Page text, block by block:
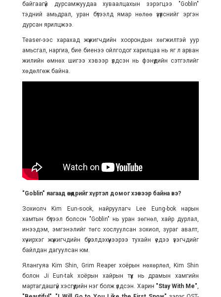
байгаагүй дурсамжуудаа хуваалцахын зэрэгцээ "Goblin"
тэдний амьдрал, уран бүтээлд ямар нөлөө үзүүлснийг эргэн
дурсан ярилцжээ.
Teaser-ээс харахад жүжигчдийн хоорондын хөгжилтэй уур
амьсгал, наргиа, бие биенээ ойлгодог харилцаа нь яг л арван
жилийн өмнөх шигээ хэвээр үлдсэн нь фэнүүдийн сэтгэлийг
хөдөлгөж байна.
"Goblin" яагаад өнөөдрийг хүртэл домог хэвээр байна вэ?
Зохиолч Kim Eun-sook, найруулагч Lee Eung-bok нарын
хамтын бүтээл болсон "Goblin" нь уран зөгнөл, хайр дурлал,
инээдэм, эмгэнэлийг төгс хослуулсан зохиол, зураг авалт,
хүчирхэг жүжигчдийн бүрэлдэхүүнээрээ тухайн үедээ үзэгчдийг
байлдан дагуулсан юм.
Ялангуяа Kim Shin, Grim Reaper хоёрын нөхөрлөл, Kim Shin
болон Ji Eun-tak хоёрын хайрын түүх нь драмын хамгийн
мартагдашгүй хэсгүүдийн нэг болж үлдсэн. Харин "Stay With Me",